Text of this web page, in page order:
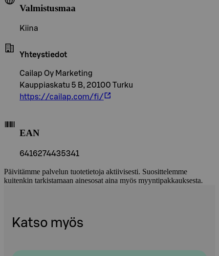
Valmistusmaa
Kiina
Yhteystiedot
Cailap Oy Marketing
Kauppiaskatu 5 B, 20100 Turku
https://cailap.com/fi/
EAN
6416274435341
Päivitämme palvelun tuotetietoja aktiivisesti. Suosittelemme
kuitenkin tarkistamaan ainesosat aina myös myyntipakkauksesta.
Katso myös